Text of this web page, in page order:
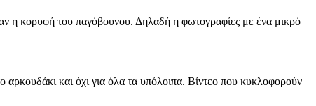
η κορυφή του παγόβουνου. Δηλαδή η φωτογραφίες με ένα μικρό
αρκουδάκι και όχι για όλα τα υπόλοιπα. Βίντεο που κυκλοφορούν